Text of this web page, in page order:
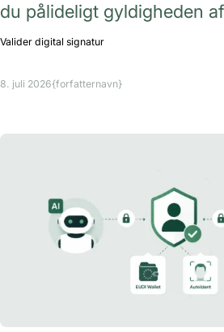
du pålideligt gyldigheden af
Valider digital signatur
8. juli 2026{forfatternavn}